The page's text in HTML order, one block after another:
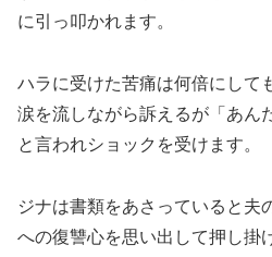
に引っ叩かれます。
ハラに受けた苦痛は何倍にして
涙を流しながら訴えるが「あん
と言われショックを受けます。
ジナは書類をあさっていると夫
への復讐心を思い出して押し掛